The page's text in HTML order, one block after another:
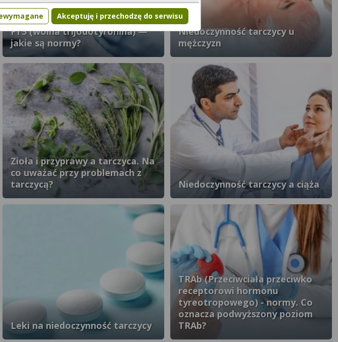
FT3 (wolna trijodotyronina) —
jakie są normy?
Niedoczynność tarczycy u
mężczyzn
Zioła i przyprawy a tarczyca. Na
co uważać przy problemach z
tarczycą?
Niedoczynność tarczycy a ciąża
Leki na niedoczynność tarczycy
TRAb (Przeciwciała przeciwko
receptorowi hormonu
tyreotropowego) - normy. Co
oznacza podwyższony poziom
TRAb?
Akceptuję i przechodzę do serwisu